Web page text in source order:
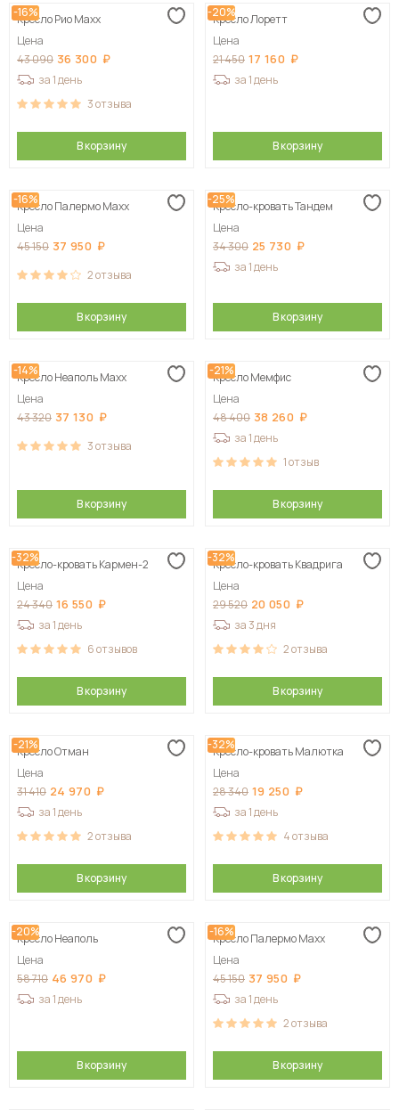
-16%
Кресло Рио Maxx
Цена
43 090 36 300
за 1 день
3отзыва
В корзину
-20%
Кресло Лоретт
Цена
21 450 17 160
за 1 день
В корзину
-16%
Кресло Палермо Maxx
Цена
45 150 37 950
2отзыва
В корзину
-25%
Кресло-кровать Тандем
Цена
34 300 25 730
за 1 день
В корзину
-14%
Кресло Неаполь Maxx
Цена
43 320 37 130
3отзыва
В корзину
-21%
Кресло Мемфис
Цена
48 400 38 260
за 1 день
1отзыв
В корзину
-32%
Кресло-кровать Кармен-2
Цена
24 340 16 550
за 1 день
6отзывов
В корзину
-32%
Кресло-кровать Квадрига
Цена
29 520 20 050
за 3 дня
2отзыва
В корзину
-21%
Кресло Отман
Цена
31 410 24 970
за 1 день
2отзыва
В корзину
-32%
Кресло-кровать Малютка
Цена
28 340 19 250
за 1 день
4отзыва
В корзину
-20%
Кресло Неаполь
Цена
58 710 46 970
за 1 день
В корзину
-16%
Кресло Палермо Maxx
Цена
45 150 37 950
за 1 день
2отзыва
В корзину